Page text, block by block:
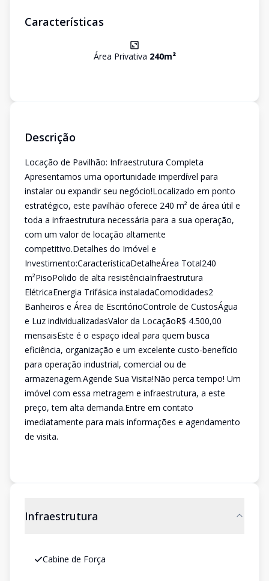
Características
Área Privativa 240m²
Descrição
Locação de Pavilhão: Infraestrutura Completa
Apresentamos uma oportunidade imperdível para
instalar ou expandir seu negócio!Localizado em ponto
estratégico, este pavilhão oferece 240 m² de área útil e
toda a infraestrutura necessária para a sua operação,
com um valor de locação altamente
competitivo.Detalhes do Imóvel e
Investimento:CaracterísticaDetalheÁrea Total240
m²PisoPolido de alta resistênciaInfraestrutura
ElétricaEnergia Trifásica instaladaComodidades2
Banheiros e Área de EscritórioControle de CustosÁgua
e Luz individualizadasValor da LocaçãoR$ 4.500,00
mensaisEste é o espaço ideal para quem busca
eficiência, organização e um excelente custo-benefício
para operação industrial, comercial ou de
armazenagem.Agende Sua Visita!Não perca tempo! Um
imóvel com essa metragem e infraestrutura, a este
preço, tem alta demanda.Entre em contato
imediatamente para mais informações e agendamento
de visita.
Infraestrutura
Cabine de Força